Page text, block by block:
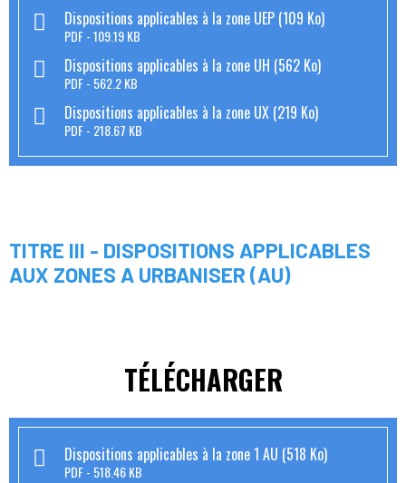
Dispositions applicables à la zone UEP (109 Ko)
PDF 109.19 KB
Dispositions applicables à la zone UH (562 Ko)
PDF 562.2 KB
Dispositions applicables à la zone UX (219 Ko)
PDF 218.67 KB
TITRE III - DISPOSITIONS APPLICABLES
AUX ZONES A URBANISER (AU)
TÉLÉCHARGER
Dispositions applicables à la zone 1 AU (518 Ko)
PDF 518.46 KB